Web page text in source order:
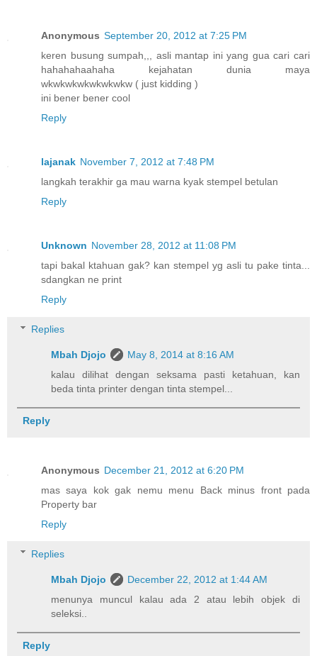
Anonymous September 20, 2012 at 7:25 PM
keren busung sumpah,,, asli mantap ini yang gua cari cari
hahahahaahaha kejahatan dunia maya
wkwkwkwkwkwkwkw ( just kidding )
ini bener bener cool
Reply
lajanak November 7, 2012 at 7:48 PM
langkah terakhir ga mau warna kyak stempel betulan
Reply
Unknown November 28, 2012 at 11:08 PM
tapi bakal ktahuan gak? kan stempel yg asli tu pake tinta...
sdangkan ne print
Reply
Replies
Mbah Djojo
May 8, 2014 at 8:16 AM
kalau dilihat dengan seksama pasti ketahuan, kan
beda tinta printer dengan tinta stempel...
Reply
Anonymous December 21, 2012 at 6:20 PM
mas saya kok gak nemu menu Back minus front pada
Property bar
Reply
Replies
Mbah Djojo
December 22, 2012 at 1:44 AM
menunya muncul kalau ada 2 atau lebih objek di
seleksi..
Reply